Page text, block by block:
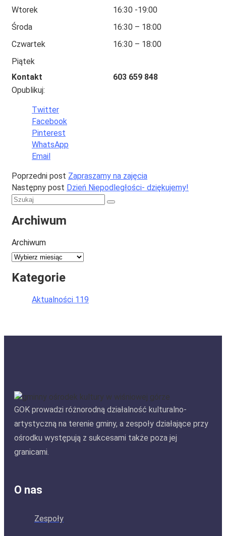
Wtorek
16:30 -19:00
Środa
16:30 – 18:00
Czwartek
16:30 – 18:00
Piątek
Kontakt
603 659 848
Opublikuj:
Twitter
Facebook
Pinterest
WhatsApp
Email
Poprzedni post Zapraszamy na zajęcia
Następny post Dzień Niepodległości- dziękujemy!
Archiwum
Archiwum
Kategorie
Aktualności 119
GOK prowadzi różnorodną działalność kulturalno-
artystyczną na terenie gminy, a zespoły działające przy
ośrodku występują z sukcesami także poza jej
granicami.
O nas
Zespoły